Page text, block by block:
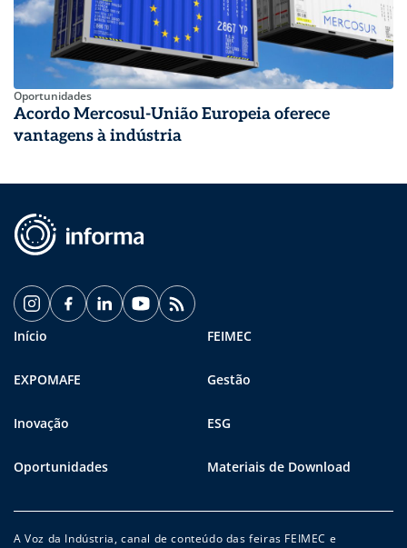
Oportunidades
Acordo Mercosul-União Europeia oferece
vantagens à indústria
Início FEIMEC
EXPOMAFE Gestão
Inovação ESG
Oportunidades Materiais de Download
A Voz da Indústria, canal de conteúdo das feiras FEIMEC e